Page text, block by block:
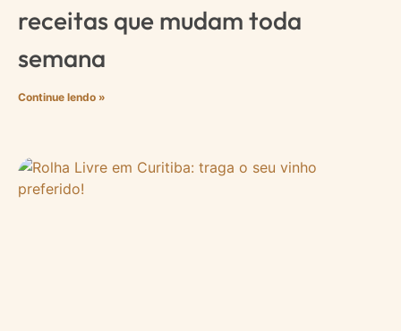
receitas que mudam toda
semana
Continue lendo »